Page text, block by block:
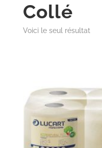
Collé
Voici le seul résultat